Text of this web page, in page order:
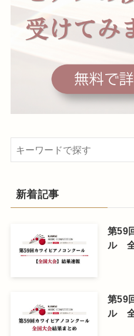
新着記事
第59
ル 全
第59
ル